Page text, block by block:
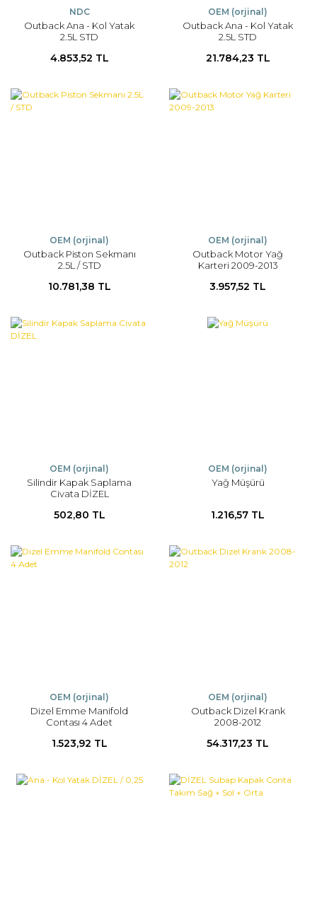
NDC
Outback Ana - Kol Yatak
2.5L STD
4.853,52 TL
OEM (orjinal)
Outback Ana - Kol Yatak
2.5L STD
21.784,23 TL
OEM (orjinal)
Outback Piston Sekmanı
2.5L / STD
10.781,38 TL
OEM (orjinal)
Outback Motor Yağ
Karteri 2009-2013
3.957,52 TL
OEM (orjinal)
Silindir Kapak Saplama
Civata DİZEL
502,80 TL
OEM (orjinal)
Yağ Müşürü
1.216,57 TL
OEM (orjinal)
Dizel Emme Manifold
Contası 4 Adet
1.523,92 TL
OEM (orjinal)
Outback Dizel Krank
2008-2012
54.317,23 TL